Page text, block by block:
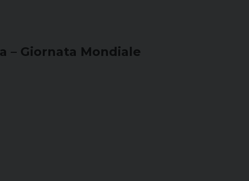
– Giornata Mondiale